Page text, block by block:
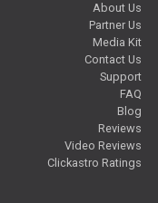
About Us
Partner Us
Media Kit
Contact Us
Support
FAQ
Blog
Reviews
Video Reviews
Clickastro Ratings